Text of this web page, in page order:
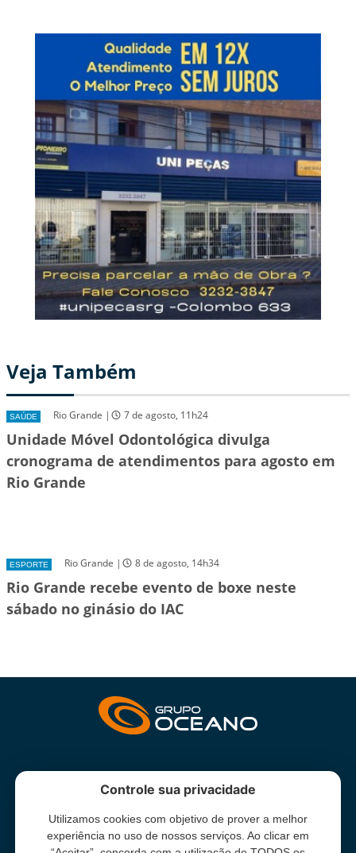
Veja Também
SAÚDE Rio Grande | 7 de agosto, 11h24
Unidade Móvel Odontológica divulga
cronograma de atendimentos para agosto em
Rio Grande
ESPORTE Rio Grande | 8 de agosto, 14h34
Rio Grande recebe evento de boxe neste
sábado no ginásio do IAC
INSTITUCIONAL
Grupo Oceano - Todos direitos reservados -
Controle sua privacidade
Utilizamos cookies com objetivo de prover a melhor
experiência no uso de nossos serviços. Ao clicar em